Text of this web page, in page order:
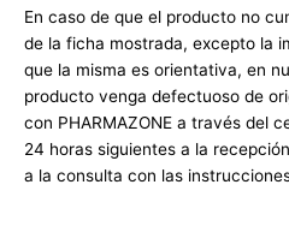
En caso de que el producto no
de la ficha mostrada, excepto la
que la misma es orientativa, en
producto venga defectuoso de
con PHARMAZONE a través del
24 horas siguientes a la
a la consulta con las